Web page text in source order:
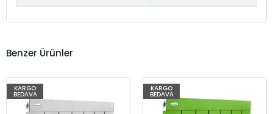
Benzer Ürünler
KARGO
BEDAVA
KARGO
BEDAVA